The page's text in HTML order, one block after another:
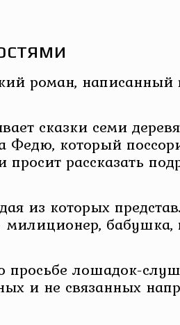
роман,
сказки семи
Федю, который
рассказать
из которых
бабушка,
просьбе лошадок-
и не связанных